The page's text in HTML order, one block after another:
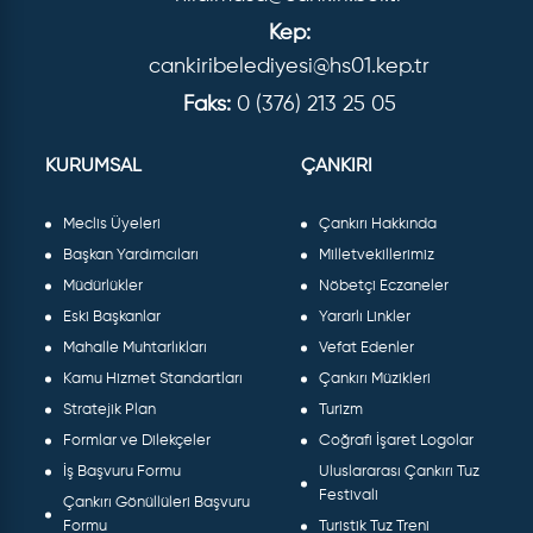
Kep:
cankiribelediyesi@hs01.kep.tr
Faks: 0 (376) 213 25 05
KURUMSAL
Meclis Üyeleri
Başkan Yardımcıları
Müdürlükler
Eski Başkanlar
Mahalle Muhtarlıkları
Kamu Hizmet Standartları
Stratejik Plan
Formlar ve Dilekçeler
İş Başvuru Formu
Çankırı Gönüllüleri Başvuru
Formu
ÇANKIRI
Çankırı Hakkında
Milletvekillerimiz
Nöbetçi Eczaneler
Yararlı Linkler
Vefat Edenler
Çankırı Müzikleri
Turizm
Coğrafi İşaret Logolar
Uluslararası Çankırı Tuz
Festivali
Turistik Tuz Treni